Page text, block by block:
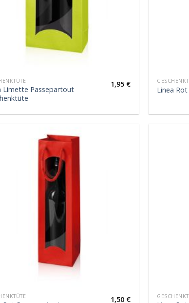
Limette Passepartout
1,95 €
Linea
1,50 €